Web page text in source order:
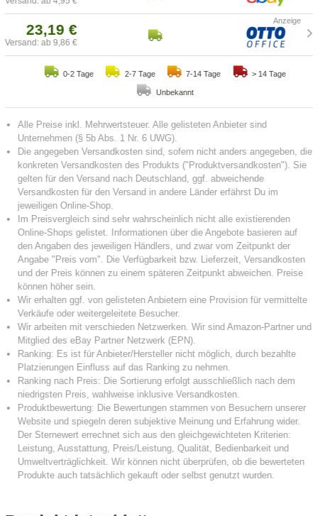
23,19 €
Versand: ab 9,86 €
0-2 Tage 2-7 Tage 7-14 Tage > 14 Tage
Unbekannt